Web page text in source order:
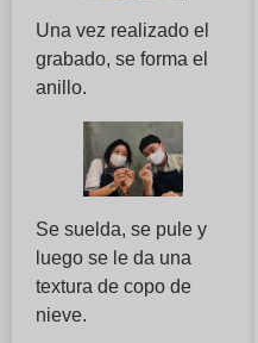
Una vez realizado el
grabado, se forma el
anillo.
Se suelda, se pule y
luego se le da una
textura de copo de
nieve.